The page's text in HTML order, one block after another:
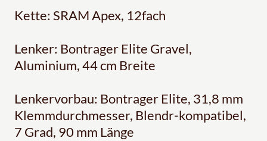
Kette: SRAM Apex, 12fach
Lenker: Bontrager Elite Gravel,
Aluminium, 44 cm Breite
Lenkervorbau: Bontrager Elite, 31,8 mm
Klemmdurchmesser, Blendr-kompatibel,
7 Grad, 90 mm Länge